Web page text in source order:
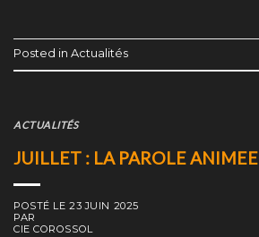
Posted in Actualités
ACTUALITÉS
JUILLET : LA PAROLE ANIMEE
POSTÉ LE23 JUIN 2025
PAR
CIE COROSSOL